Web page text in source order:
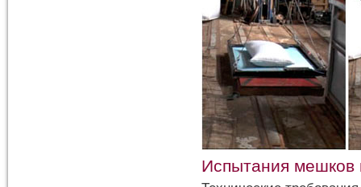
Испытания мешков